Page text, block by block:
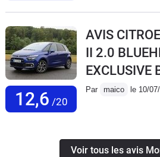
12,6 /20
AVIS
II 2.0
EXCLUSIVE
Par maico le 10/
Voir tous les avis